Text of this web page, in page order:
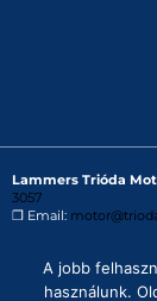
Lammers Trióda
3057
❒ Email:
Powered byDigit-
A jobb
használunk.